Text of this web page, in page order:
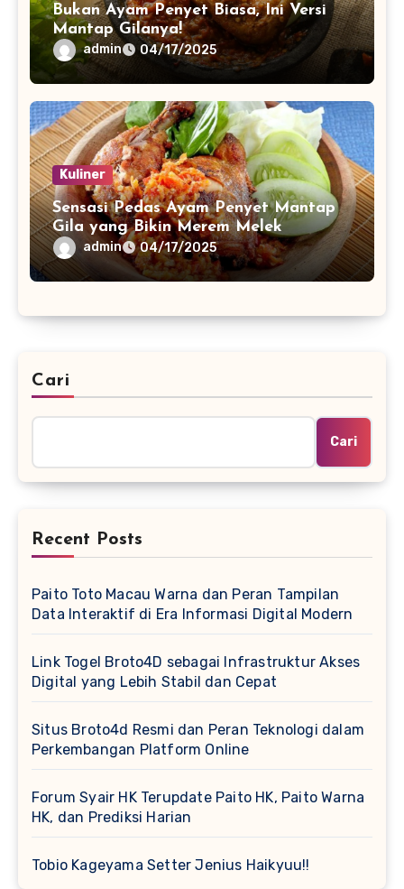
Bukan Ayam Penyet Biasa, Ini Versi
Mantap Gilanya!
admin 04/17/2025
Kuliner
Sensasi Pedas Ayam Penyet Mantap
Gila yang Bikin Merem Melek
admin 04/17/2025
Cari
Cari
Recent Posts
Paito Toto Macau Warna dan Peran Tampilan
Data Interaktif di Era Informasi Digital Modern
Link Togel Broto4D sebagai Infrastruktur Akses
Digital yang Lebih Stabil dan Cepat
Situs Broto4d Resmi dan Peran Teknologi dalam
Perkembangan Platform Online
Forum Syair HK Terupdate Paito HK, Paito Warna
HK, dan Prediksi Harian
Tobio Kageyama Setter Jenius Haikyuu!!